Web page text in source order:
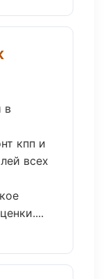
в
кпп и
всех